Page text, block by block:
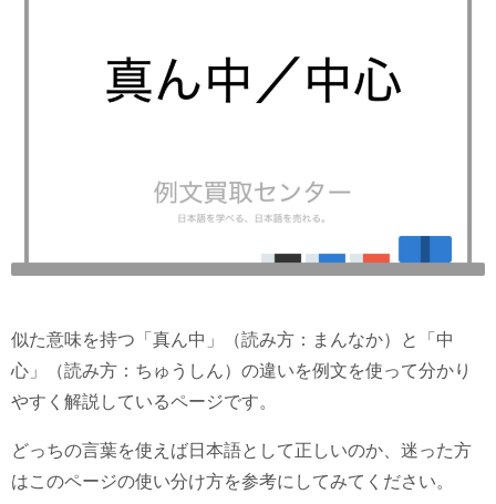
似た意味を持つ「真ん中」（読み方：まんなか）と「中
心」（読み方：ちゅうしん）の違いを例文を使って分かり
やすく解説しているページです。
どっちの言葉を使えば日本語として正しいのか、迷った方
はこのページの使い分け方を参考にしてみてください。